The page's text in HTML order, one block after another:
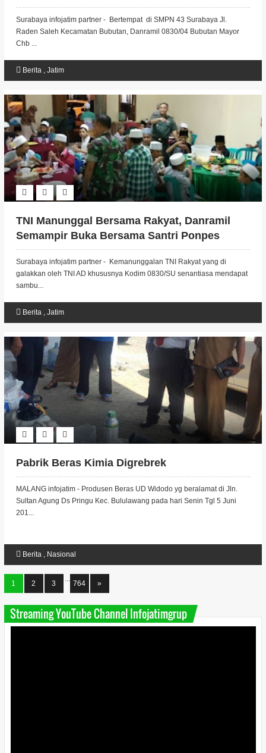
Surabaya
Surabaya infojatim partner - Bertempat di SMPN 43 Surabaya Jl.
Raden Saleh Kecamatan Bubutan, Danramil 0830/04 Bubutan Mayor
Chb ...
Berita, Jatim
TNI Manunggal Bersama Rakyat, Danramil
Semampir Buka Bersama Santri Ponpes
Surabaya infojatim partner - Kemanunggalan TNI Rakyat yang di
galakkan oleh TNI AD khususnya Kodim 0830/SU senantiasa mendapat
sambu...
Berita, Jatim
Pabrik Beras Kimia Digrebrek
MALANG infojatim - Produsen Beras UD Widodo yg beralamat di Jln.
Sultan Agung Ds Pringu Kec. Bululawang pada hari Senin Tgl 5 Juni
201...
Berita, Nasional
1 2 3
...
764 »
Streaming YouTube Channel Infojatimgrup